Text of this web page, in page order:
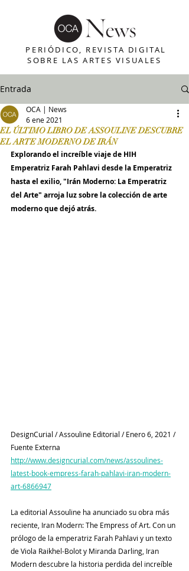
PERIÓDICO, REVISTA DIGITAL
SOBRE LAS ARTES VISUALES
Entrada
EL ÚLTIMO LIBRO DE ASSOULINE DESCUBRE
EL ARTE MODERNO DE IRÁN
OCA | News
6 ene 2021
Explorando el increíble viaje de HIH
Emperatriz Farah Pahlavi desde la Emperatriz
hasta el exilio, "Irán Moderno: La Emperatriz
del Arte" arroja luz sobre la colección de arte
moderno que dejó atrás.
DesignCurial / Assouline Editorial / Enero 6, 2021 /
Fuente Externa
http://www.designcurial.com/news/assoulines-
latest-book-empress-farah-pahlavi-iran-modern-
art-6866947
La editorial Assouline ha anunciado su obra más
reciente, Iran Modern: The Empress of Art. Con un
prólogo de la emperatriz Farah Pahlavi y un texto
de Viola Raikhel-Bolot y Miranda Darling, Iran
Modern descubre la historia perdida del increíble